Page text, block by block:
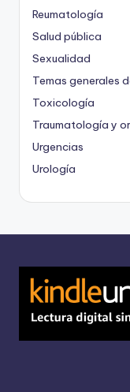
Reumatología
Salud pública
Sexualidad
Temas generales
Toxicología
Traumatología y
Urgencias
Urología